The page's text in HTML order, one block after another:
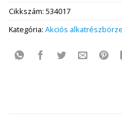
Cikkszám: 534017
Kategória: Akciós alkatrészbörze